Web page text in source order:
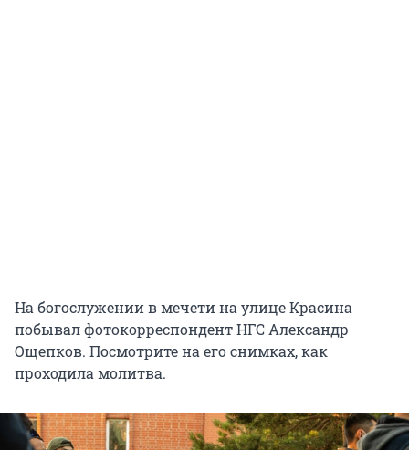
На богослужении в мечети на улице Красина
побывал фотокорреспондент НГС Александр
Ощепков. Посмотрите на его снимках, как
проходила молитва.